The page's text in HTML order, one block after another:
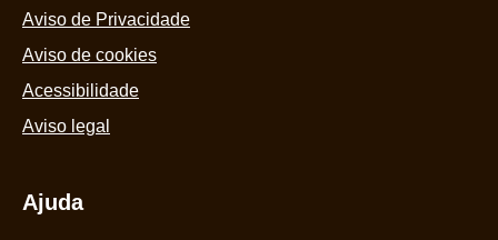
Aviso de Privacidade
Aviso de cookies
Acessibilidade
Aviso legal
Ajuda